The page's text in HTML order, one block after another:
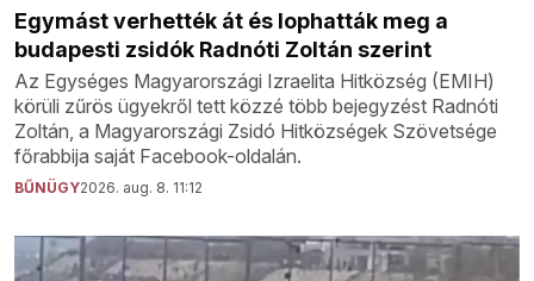
Egymást verhették át és lophatták meg a
budapesti zsidók Radnóti Zoltán szerint
Az Egységes Magyarországi Izraelita Hitközség (EMIH)
körüli zűrös ügyekről tett közzé több bejegyzést Radnóti
Zoltán, a Magyarországi Zsidó Hitközségek Szövetsége
főrabbija saját Facebook-oldalán.
BŰNÜGY2026. aug. 8. 11:12